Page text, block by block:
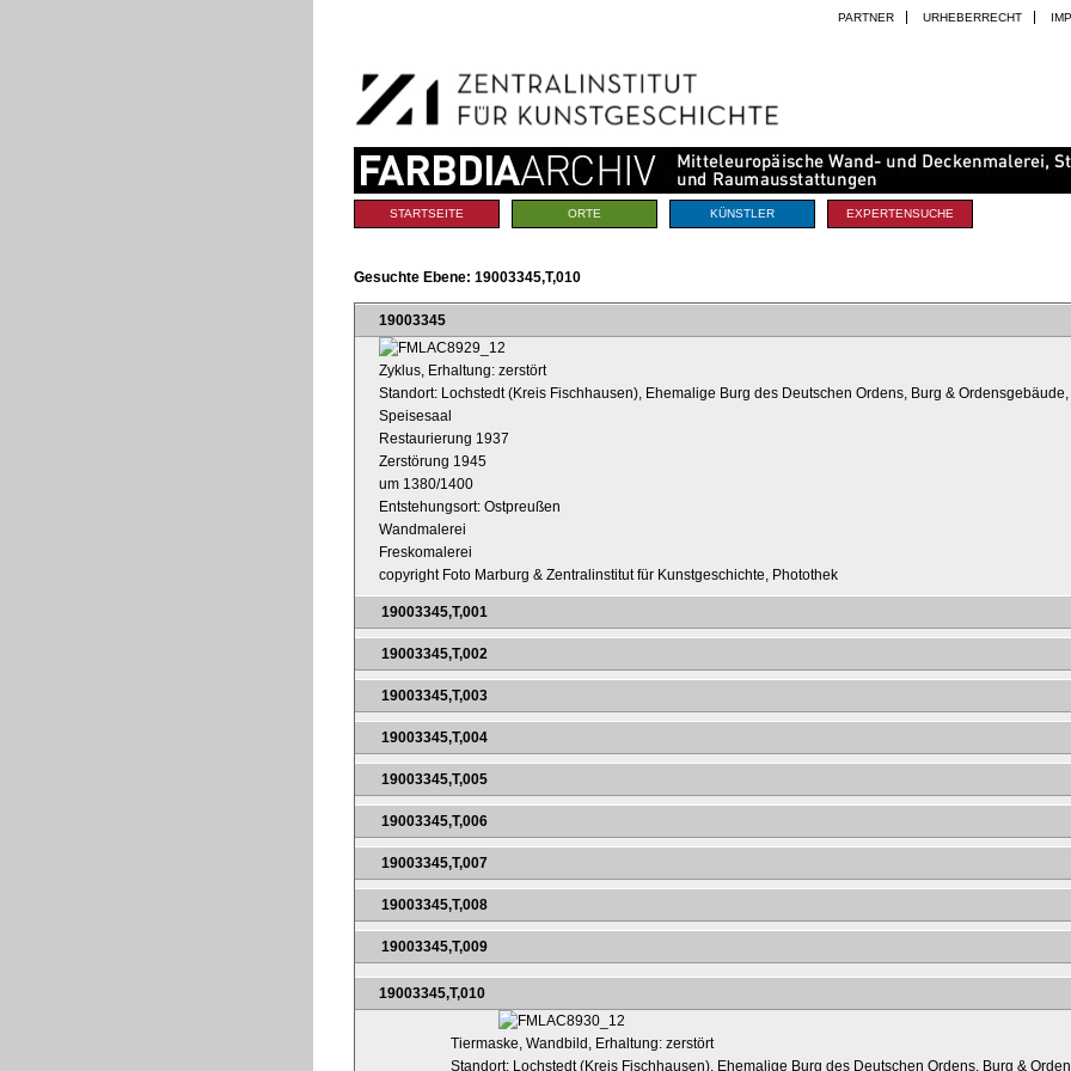
Navigation
PARTNER URHEBERRECHT
Sektionen
STARTSEITE ORTE KÜNSTLER EXPERTENSUCHE
Gesuchte Ebene: 19003345,T,010
19003345
Zyklus, Erhaltung: zerstört
Standort: Lochstedt (Kreis Fischhausen), Ehemalige Burg des Deutschen Ordens, Burg & Ordensgebäude,
Speisesaal
Restaurierung 1937
Zerstörung 1945
um 1380/1400
Entstehungsort: Ostpreußen
Wandmalerei
Freskomalerei
copyright Foto Marburg & Zentralinstitut für Kunstgeschichte, Photothek
19003345,T,001
19003345,T,002
19003345,T,003
19003345,T,004
19003345,T,005
19003345,T,006
19003345,T,007
19003345,T,008
19003345,T,009
19003345,T,010
Tiermaske, Wandbild, Erhaltung: zerstört
Standort: Lochstedt (Kreis Fischhausen), Ehemalige Burg des Deutschen Ordens, Burg &